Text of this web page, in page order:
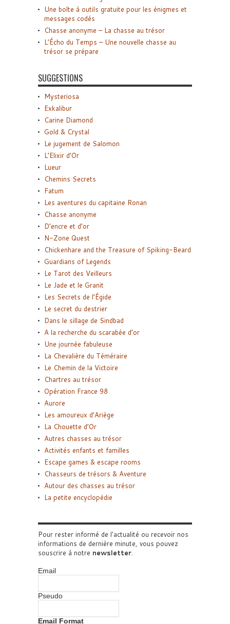
Une boîte à outils gratuite pour les énigmes et
messages codés
Chasse anonyme – La chasse au trésor
L’Écho du Temps – Une nouvelle chasse au
trésor se prépare
SUGGESTIONS
Mysteriosa
Exkalibur
Carine Diamond
Gold & Crystal
Le jugement de Salomon
L’Elixir d’Or
Lueur
Chemins Secrets
Fatum
Les aventures du capitaine Ronan
Chasse anonyme
D’encre et d’or
N-Zone Quest
Chickenhare and the Treasure of Spiking-Beard
Guardians of Legends
Le Tarot des Veilleurs
Le Jade et le Granit
Les Secrets de l’Égide
Le secret du destrier
Dans le sillage de Sindbad
A la recherche du scarabée d’or
Une journée fabuleuse
La Chevalière du Téméraire
Le Chemin de la Victoire
Chartres au trésor
Opération France 98
Aurore
Les amoureux d’Ariège
La Chouette d’Or
Autres chasses au trésor
Activités enfants et familles
Escape games & escape rooms
Chasseurs de trésors & Aventure
Autour des chasses au trésor
La petite encyclopédie
Pour rester informé de l'actualité ou recevoir nos
informations de dernière minute, vous pouvez
souscrire à notre newsletter.
Email
Pseudo
Email Format